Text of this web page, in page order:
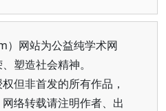
网站为公益纯学术网
塑造社会精神。
但非首发的所有作品，
络转载请注明作者、出